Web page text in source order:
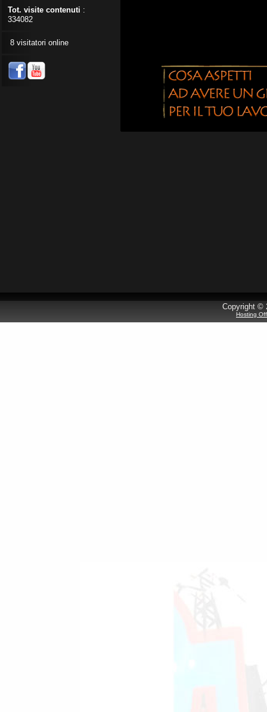
Tot. visite contenuti :
334082
8 visitatori online
Copyright ©
Hosting